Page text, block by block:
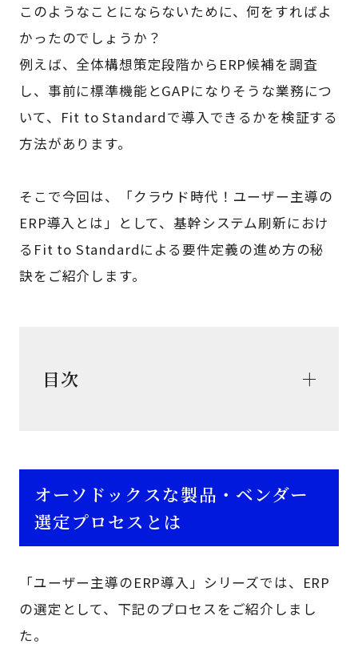
このようなことにならないために、何をすればよ
かったのでしょうか？
例えば、全体構想策定段階からERP候補を調査
し、事前に標準機能とGAPになりそうな業務につ
いて、Fit to Standardで導入できるかを検証する
方法があります。
そこで今回は、「クラウド時代！ユーザー主導の
ERP導入とは」として、基幹システム刷新におけ
るFit to Standardによる要件定義の進め方の秘
訣をご紹介します。
目次
オーソドックスな製品・ベンダー
選定プロセスとは
「ユーザー主導のERP導入」シリーズでは、ERP
の選定として、下記のプロセスをご紹介しまし
た。